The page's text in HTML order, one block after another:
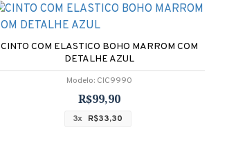
Modelo: CIC9990
CINTO COM ELASTICO BOHO MARROM COM
DETALHE AZUL
R$99,90
3x R$33,30